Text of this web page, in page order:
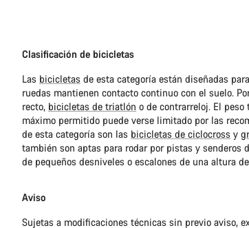
Clasificación de bicicletas
Las bicicletas de esta categoría están diseñadas
ruedas mantienen contacto continuo con el suelo.
recto, bicicletas de triatlón o de contrarreloj. El
máximo permitido puede verse limitado por las
de esta categoría son las bicicletas de ciclocross y
también son aptas para rodar por pistas y senderos
de pequeños desniveles o escalones de una altura
Aviso
Sujetas a modificaciones técnicas sin previo aviso,